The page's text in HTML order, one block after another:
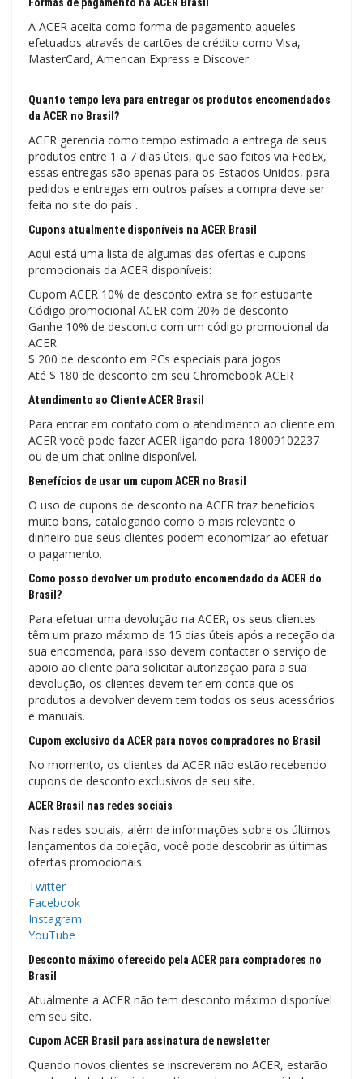
A ACER aceita como forma de pagamento aqueles
efetuados através de cartões de crédito como Visa,
MasterCard, American Express e Discover.
Quanto tempo leva para entregar os produtos encomendados
da ACER no Brasil?
ACER gerencia como tempo estimado a entrega de seus
produtos entre 1 a 7 dias úteis, que são feitos via FedEx,
essas entregas são apenas para os Estados Unidos, para
pedidos e entregas em outros países a compra deve ser
feita no site do país .
Cupons atualmente disponíveis na ACER Brasil
Aqui está uma lista de algumas das ofertas e cupons
promocionais da ACER disponíveis:
Cupom ACER 10% de desconto extra se for estudante
Código promocional ACER com 20% de desconto
Ganhe 10% de desconto com um código promocional da
ACER
$ 200 de desconto em PCs especiais para jogos
Até $ 180 de desconto em seu Chromebook ACER
Atendimento ao Cliente ACER Brasil
Para entrar em contato com o atendimento ao cliente em
ACER você pode fazer ACER ligando para 18009102237
ou de um chat online disponível.
Benefícios de usar um cupom ACER no Brasil
O uso de cupons de desconto na ACER traz benefícios
muito bons, catalogando como o mais relevante o
dinheiro que seus clientes podem economizar ao efetuar
o pagamento.
Como posso devolver um produto encomendado da ACER do
Brasil?
Para efetuar uma devolução na ACER, os seus clientes
têm um prazo máximo de 15 dias úteis após a receção da
sua encomenda, para isso devem contactar o serviço de
apoio ao cliente para solicitar autorização para a sua
devolução, os clientes devem ter em conta que os
produtos a devolver devem tem todos os seus acessórios
e manuais.
Cupom exclusivo da ACER para novos compradores no Brasil
No momento, os clientes da ACER não estão recebendo
cupons de desconto exclusivos de seu site.
ACER Brasil nas redes sociais
Nas redes sociais, além de informações sobre os últimos
lançamentos da coleção, você pode descobrir as últimas
ofertas promocionais.
Twitter
Facebook
Instagram
YouTube
Desconto máximo oferecido pela ACER para compradores no
Brasil
Atualmente a ACER não tem desconto máximo disponível
em seu site.
Cupom ACER Brasil para assinatura de newsletter
Quando novos clientes se inscreverem no ACER, estarão